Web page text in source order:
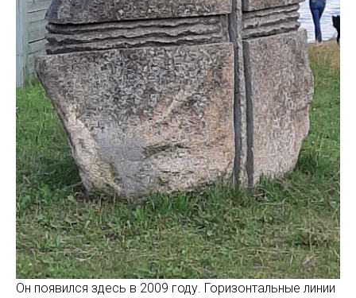
Он появился здесь в 2009 году. Горизонтальные линии